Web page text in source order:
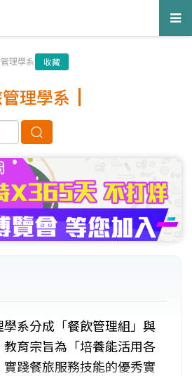
理學系 收藏
理學系
系分成「餐飲管理組」與
教育宗旨為「培養能活用各
踐餐旅服務技能的優秀實